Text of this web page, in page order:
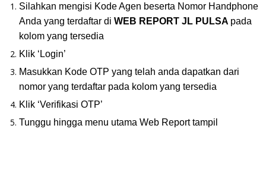
Silahkan mengisi Kode Agen beserta Nomor Handphone
Anda yang terdaftar di WEB REPORT JL PULSA pada
kolom yang tersedia
Klik ‘Login’
Masukkan Kode OTP yang telah anda dapatkan dari
nomor yang terdaftar pada kolom yang tersedia
Klik ‘Verifikasi OTP’
Tunggu hingga menu utama Web Report tampil